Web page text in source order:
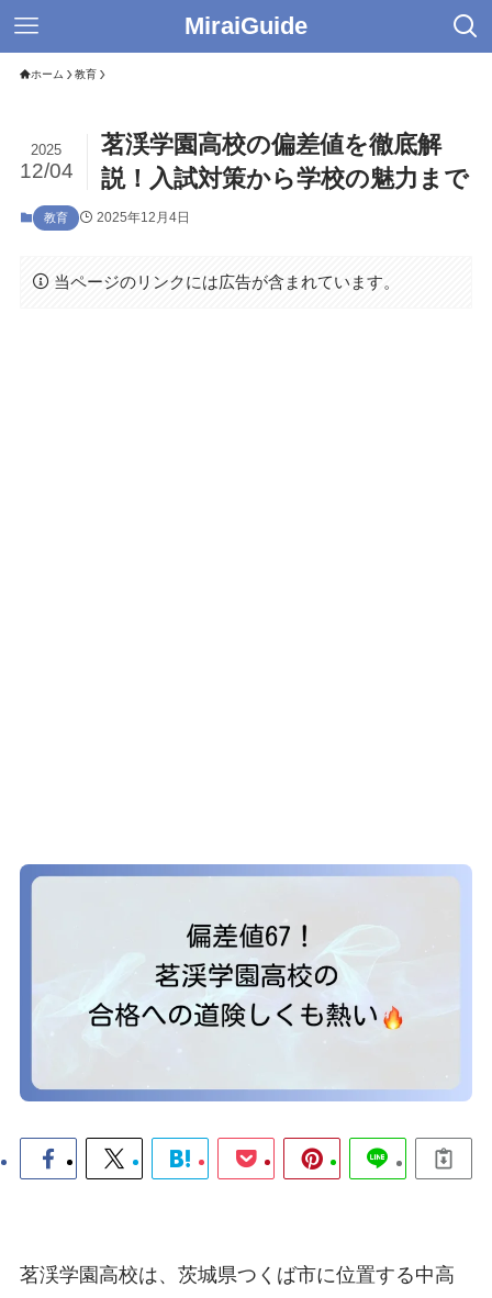
MiraiGuide
ホーム 教育
茗渓学園高校の偏差値を徹底解
説！入試対策から学校の魅力まで
2025
12/04
教育 2025年12月4日
当ページのリンクには広告が含まれています。
茗渓学園高校は、茨城県つくば市に位置する中高